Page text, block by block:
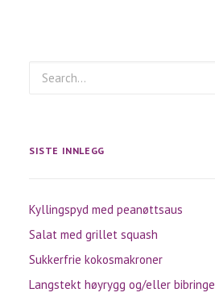
SISTE INNLEGG
Kyllingspyd med peanøttsaus
Salat med grillet squash
Sukkerfrie kokosmakroner
Langstekt høyrygg og/eller bibringe